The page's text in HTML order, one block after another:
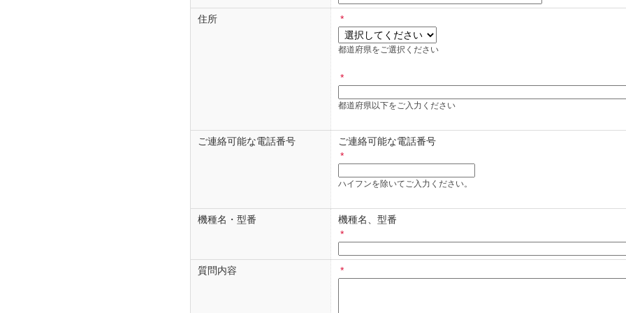
様で設計・製造されておりますので、各カーメーカー・ディーラー様へお問い合わせください
ォームでお問い合わせ頂きましても回答できませんのでご注意ください。
なお、修理に関する納期や見積もりにつきましては、ご依頼した店舗、業者にお問い合わせくだ
ご注意事項（お問い合わせフォームご利用、暗証番号共通）
営業時間外、土曜・日曜・祝日、年末年始休暇・夏季休暇期間にお問い合わせ頂いた際は、翌
当フォームでのお問い合わせは、日本国内に在住のお客様に限らせていただきます。
お電話などでご回答を差し上げる場合もございます。
お問い合わせに対するご回答は、お客様個人への情報提供です。ご回答した内容の他への転用
お問い合わせの内容によっては、「ご回答のできないもの」または「ご回答までお時間をいただ
ご回答できないお問い合わせ例：法規・法令に違反する恐れのあるもの、個人情報に関するもの
迷惑メールの設定によっては、フォルシアクラリオン・エレクトロニクス株式会社からのメー
す。
メールが届かない場合は、フォルシアクラリオン・エレクトロニクス株式会社からのメールが
指定受信で「@cs.clarion.forvia.com」を許可するように設定してください。
住所 *
都道府県をご選択ください
*
都道府県以下をご入力ください
ご連絡可能な電話番号
ご連絡可能な電話番号
*
ハイフンを除いてご入力ください。
機種名・型番
機種名、型番
*
質問内容 *